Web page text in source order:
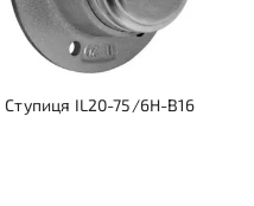
Ступиця IL20-75/6H-B16